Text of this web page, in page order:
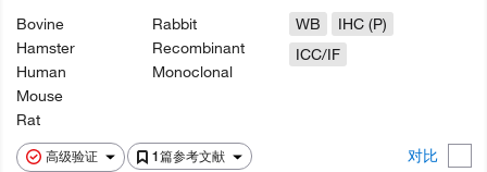
高级验证 1篇参考文献 对比
Bovine
Hamster
Human
Mouse
Rat
Rabbit
Recombinant
Monoclonal
WB
IHC (P)
ICC/IF